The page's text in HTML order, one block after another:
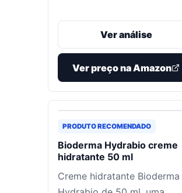
Ver análise
Ver preço na Amazon
PRODUTO RECOMENDADO
Bioderma Hydrabio creme
hidratante 50 ml
Creme hidratante Bioderma